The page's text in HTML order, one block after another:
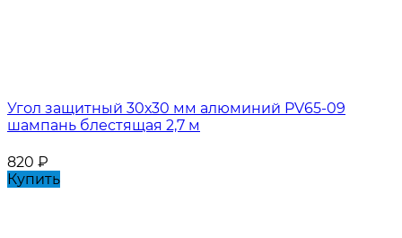
Угол защитный 30х30 мм алюминий PV65-09
шампань блестящая 2,7 м
820 ₽
Купить